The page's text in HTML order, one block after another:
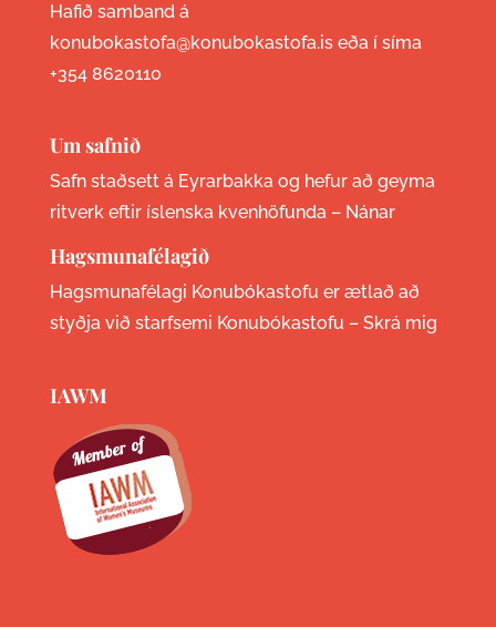
Hafið samband á
konubokastofa@konubokastofa.is eða í síma
+354 8620110
Um safnið
Safn staðsett á Eyrarbakka og hefur að geyma
ritverk eftir íslenska kvenhöfunda – Nánar
Hagsmunafélagið
Hagsmunafélagi Konubókastofu er ætlað að
styðja við starfsemi Konubókastofu – Skrá mig
IAWM